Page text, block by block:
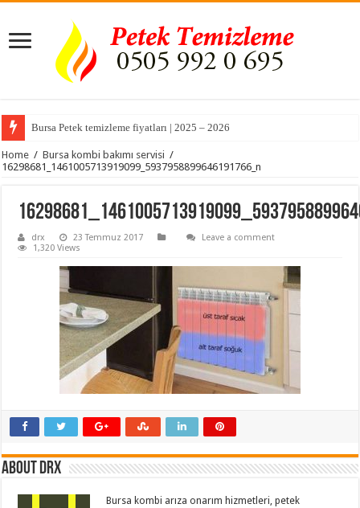
Bursa Petek temizleme fiyatları | 2025 – 2026
Home / Bursa kombi bakımı servisi /
16298681_1461005713919099_5937958899646191766_n
drx 23 Temmuz 2017
Leave a comment
1,320 Views
About drx
Bursa kombi arıza onarım hizmetleri, petek